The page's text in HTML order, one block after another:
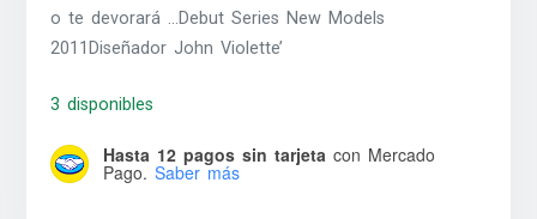
o te devorará …Debut Series New Models
2011Diseñador John Violette’
3 disponibles
Hasta 12 pagos sin tarjeta con Mercado
Pago. Saber más